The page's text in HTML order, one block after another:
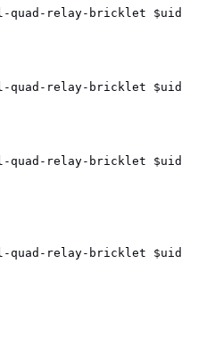
relay-bricklet $uid
relay-bricklet $uid
relay-bricklet $uid
relay-bricklet $uid